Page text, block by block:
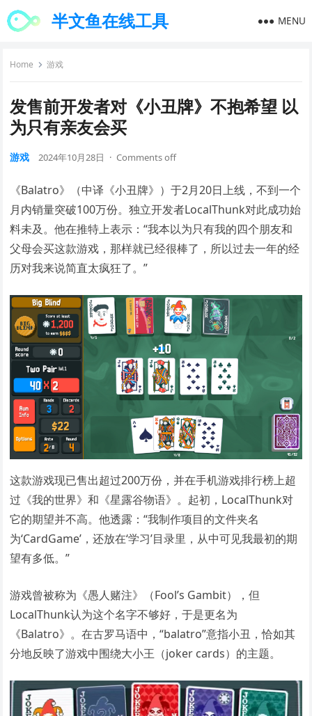
半文鱼在线工具 MENU
Home 游戏
发售前开发者对《小丑牌》不抱希望 以
为只有亲友会买
游戏 2024年10月28日 · Comments off
《Balatro》（中译《小丑牌》）于2月20日上线，不到一个
月内销量突破100万份。独立开发者LocalThunk对此成功始
料未及。他在推特上表示：“我本以为只有我的四个朋友和
父母会买这款游戏，那样就已经很棒了，所以过去一年的经
历对我来说简直太疯狂了。”
这款游戏现已售出超过200万份，并在手机游戏排行榜上超
过《我的世界》和《星露谷物语》。起初，LocalThunk对
它的期望并不高。他透露：“我制作项目的文件夹名
为‘CardGame’，还放在‘学习’目录里，从中可见我最初的期
望有多低。”
游戏曾被称为《愚人赌注》（Fool’s Gambit），但
LocalThunk认为这个名字不够好，于是更名为
《Balatro》。在古罗马语中，“balatro”意指小丑，恰如其
分地反映了游戏中围绕大小王（joker cards）的主题。